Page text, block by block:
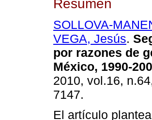
Resumen
SOLLOVA-
VEGA, Jesús.
por razones de
México, 1990-
2010, vol.16,
7147.
El artículo